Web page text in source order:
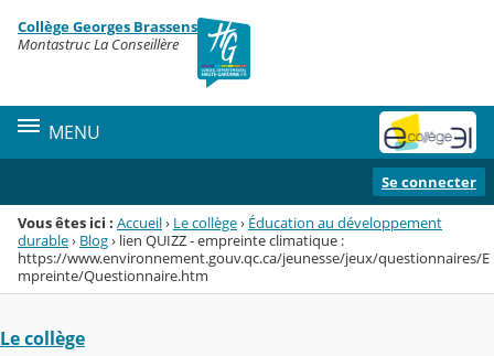
Menu de la rubrique
Contenu
Collège Georges Brassens
Montastruc La Conseillère
MENU
Se connecter
Vous êtes ici : Accueil› Le collège› Éducation au développement
durable› Blog› lien QUIZZ - empreinte climatique :
https://www.environnement.gouv.qc.ca/jeunesse/jeux/questionnaires/E
mpreinte/Questionnaire.htm
Le collège